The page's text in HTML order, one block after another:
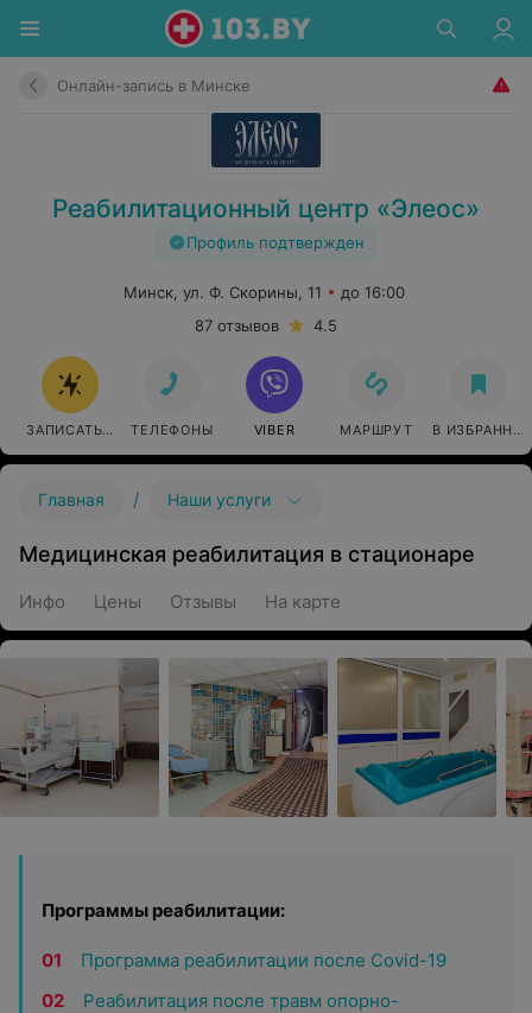
Онлайн-запись в Минске
Реабилитационный центр «Элеос»
Профиль подтвержден
Минск, ул. Ф. Скорины, 11
до 16:00
87 отзывов
4.5
ЗАПИСАТЬСЯ ОНЛАЙН
ТЕЛЕФОНЫ VIBER МАРШРУТ В ИЗБРАННОЕ
Главная / Наши услуги
Медицинская реабилитация в стационаре
Инфо Цены Отзывы На карте
Программы реабилитации:
Программа реабилитации после Covid-19
Реабилитация после травм опорно-